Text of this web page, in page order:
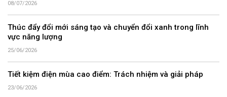
08/07/2026
Thúc đẩy đổi mới sáng tạo và chuyển đổi xanh trong lĩnh
vực năng lượng
25/06/2026
Tiết kiệm điện mùa cao điểm: Trách nhiệm và giải pháp
23/06/2026